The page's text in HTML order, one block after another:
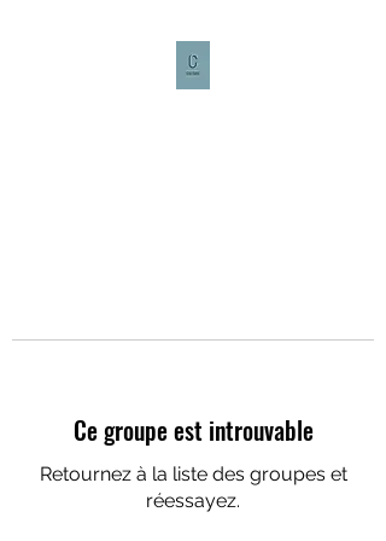
Ce groupe est introuvable
Retournez à la liste des groupes et
réessayez.